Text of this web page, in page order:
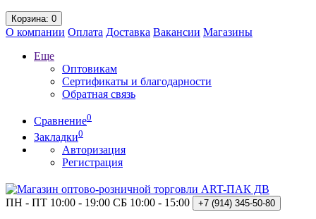
Корзина: 0
О компании Оплата Доставка Вакансии Магазины
Еще
Оптовикам
Сертификаты и благодарности
Обратная связь
Сравнение0
Закладки0
Авторизация
Регистрация
ПН - ПТ 10:00 - 19:00 СБ 10:00 - 15:00 +7 (914) 345-50-80